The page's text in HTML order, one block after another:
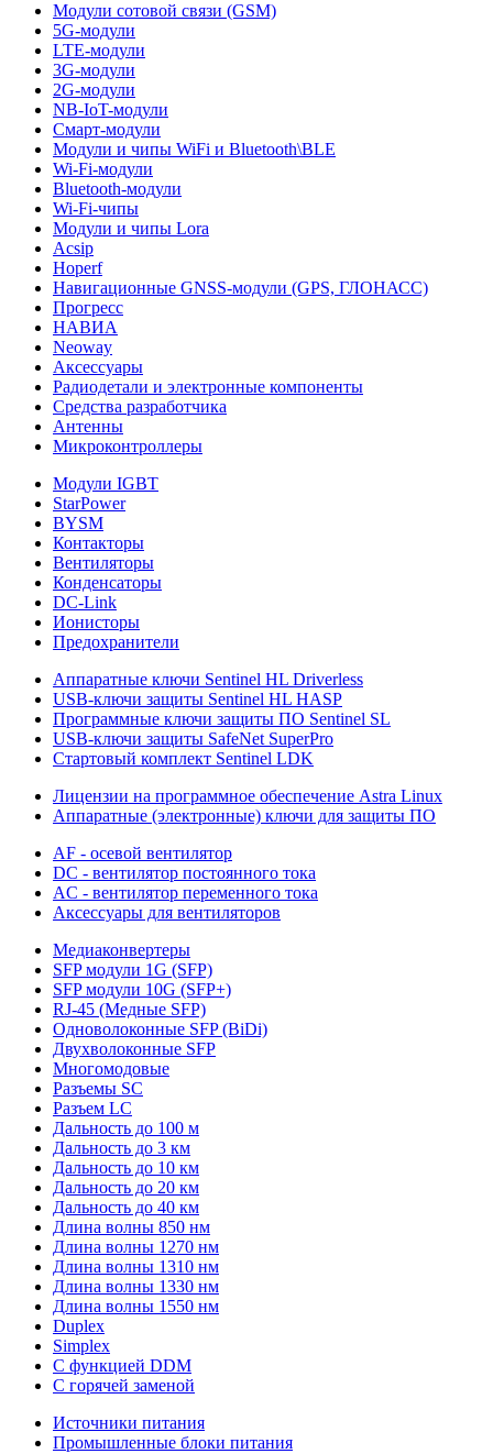
Модули сотовой связи (GSM)
5G-модули
LTE-модули
3G-модули
2G-модули
NB-IoT-модули
Смарт-модули
Модули и чипы WiFi и Bluetooth\BLE
Wi-Fi-модули
Bluetooth-модули
Wi-Fi-чипы
Модули и чипы Lora
Acsip
Hoperf
Навигационные GNSS-модули (GPS, ГЛОНАСС)
Прогресс
НАВИА
Neoway
Аксессуары
Радиодетали и электронные компоненты
Средства разработчика
Антенны
Микроконтроллеры
Модули IGBT
StarPower
BYSM
Контакторы
Вентиляторы
Конденсаторы
DC-Link
Ионисторы
Предохранители
Аппаратные ключи Sentinel HL Driverless
USB-ключи защиты Sentinel HL HASP
Программные ключи защиты ПО Sentinel SL
USB-ключи защиты SafeNet SuperPro
Стартовый комплект Sentinel LDK
Лицензии на программное обеспечение Astra Linux
Аппаратные (электронные) ключи для защиты ПО
AF - осевой вентилятор
DC - вентилятор постоянного тока
AC - вентилятор переменного тока
Аксессуары для вентиляторов
Медиаконвертеры
SFP модули 1G (SFP)
SFP модули 10G (SFP+)
RJ-45 (Медные SFP)
Одноволоконные SFP (BiDi)
Двухволоконные SFP
Многомодовые
Разъемы SC
Разъем LC
Дальность до 100 м
Дальность до 3 км
Дальность до 10 км
Дальность до 20 км
Дальность до 40 км
Длина волны 850 нм
Длина волны 1270 нм
Длина волны 1310 нм
Длина волны 1330 нм
Длина волны 1550 нм
Duplex
Simplex
С функцией DDM
С горячей заменой
Источники питания
Промышленные блоки питания